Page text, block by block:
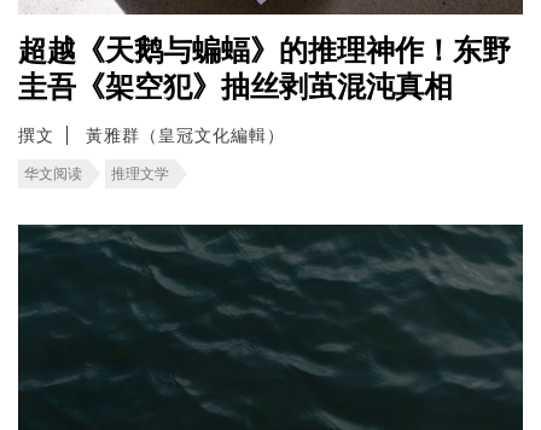
超越《天鹅与蝙蝠》的推理神作！东野
圭吾《架空犯》抽丝剥茧混沌真相
撰文 黃雅群（皇冠文化編輯）
华文阅读 推理文学